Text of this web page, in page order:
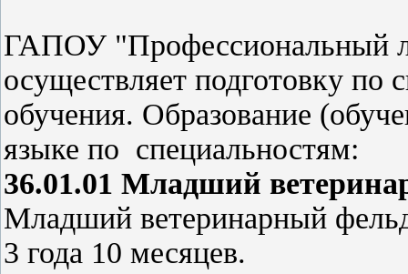
ГАПОУ "Профессиональный
осуществляет подготовку
обучения. Образование
языке по специальностям:
36.01.01 Младший
Младший ветеринарный
3 года 10 месяцев.